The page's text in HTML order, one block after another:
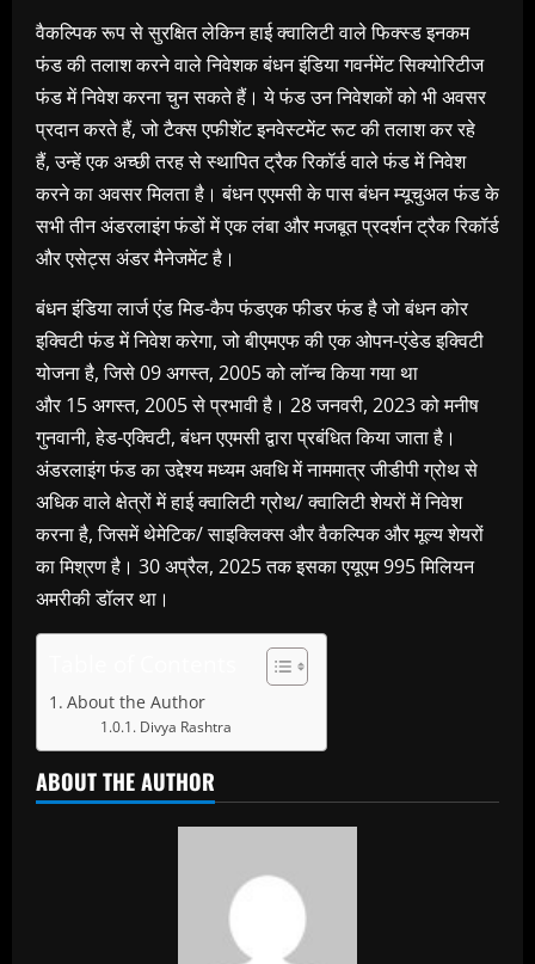
वैकल्पिक रूप से सुरक्षित लेकिन हाई क्वालिटी वाले फिक्स्ड इनकम
फंड की तलाश करने वाले निवेशक बंधन इंडिया गवर्नमेंट सिक्योरिटीज
फंड में निवेश करना चुन सकते हैं। ये फंड उन निवेशकों को भी अवसर
प्रदान करते हैं, जो टैक्स एफीशेंट इनवेस्टमेंट रूट की तलाश कर रहे
हैं, उन्हें एक अच्छी तरह से स्थापित ट्रैक रिकॉर्ड वाले फंड में निवेश
करने का अवसर मिलता है। बंधन एएमसी के पास बंधन म्यूचुअल फंड के
सभी तीन अंडरलाइंग फंडों में एक लंबा और मजबूत प्रदर्शन ट्रैक रिकॉर्ड
और एसेट्स अंडर मैनेजमेंट है।
बंधन इंडिया लार्ज एंड मिड-कैप फंडएक फीडर फंड है जो बंधन कोर
इक्विटी फंड में निवेश करेगा, जो बीएमएफ की एक ओपन-एंडेड इक्विटी
योजना है, जिसे 09 अगस्त, 2005 को लॉन्च किया गया था
और 15 अगस्त, 2005 से प्रभावी है। 28 जनवरी, 2023 को मनीष
गुनवानी, हेड-एक्विटी, बंधन एएमसी द्वारा प्रबंधित किया जाता है।
अंडरलाइंग फंड का उद्देश्य मध्यम अवधि में नाममात्र जीडीपी ग्रोथ से
अधिक वाले क्षेत्रों में हाई क्वालिटी ग्रोथ/ क्वालिटी शेयरों में निवेश
करना है, जिसमें थेमेटिक/ साइक्लिक्स और वैकल्पिक और मूल्य शेयरों
का मिश्रण है। 30 अप्रैल, 2025 तक इसका एयूएम 995 मिलियन
अमरीकी डॉलर था।
About the Author
Divya Rashtra
ABOUT THE AUTHOR